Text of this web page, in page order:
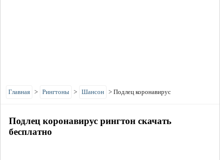
Главная > Рингтоны > Шансон > Подлец коронавирус
Подлец коронавирус рингтон скачать
бесплатно